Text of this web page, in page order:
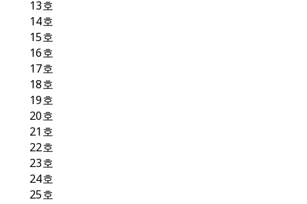
13호
14호
15호
16호
17호
18호
19호
20호
21호
22호
23호
24호
25호